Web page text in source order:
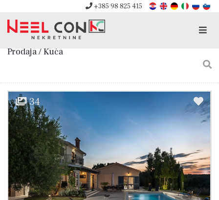
+385 98 825 415
Prodaja / Kuća
34